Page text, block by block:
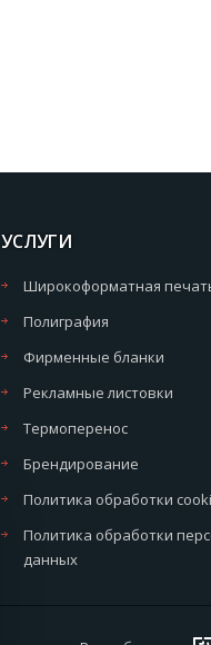
УСЛУГИ
Широкоформатная
Полиграфия
Фирменные бланки
Рекламные листовки
Термоперенос
Брендирование
Политика обработки
Политика обработки
данных